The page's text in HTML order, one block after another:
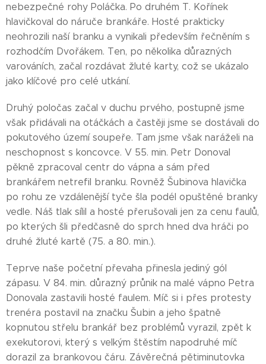
nebezpečné rohy Poláčka. Po druhém T. Kořínek
hlavičkoval do náruče brankáře. Hosté prakticky
neohrozili naší branku a vynikali především řečněním s
rozhodčím Dvořákem. Ten, po několika důrazných
varováních, začal rozdávat žluté karty, což se ukázalo
jako klíčové pro celé utkání.
Druhý poločas začal v duchu prvého, postupně jsme
však přidávali na otáčkách a častěji jsme se dostávali do
pokutového území soupeře. Tam jsme však naráželi na
neschopnost s koncovce. V 55. min. Petr Donoval
pěkně zpracoval centr do vápna a sám před
brankářem netrefil branku. Rovněž Šubinova hlavička
po rohu ze vzdálenější tyče šla podél opuštěné branky
vedle. Náš tlak sílil a hosté přerušovali jen za cenu faulů,
po kterých šli předčasně do sprch hned dva hráči po
druhé žluté kartě (75. a 80. min.).
Teprve naše početní převaha přinesla jediný gól
zápasu. V 84. min. důrazný průnik na malé vápno Petra
Donovala zastavili hosté faulem. Míč si i přes protesty
trenéra postavil na značku Šubin a jeho špatně
kopnutou střelu brankář bez problémů vyrazil, zpět k
exekutorovi, který s velkým štěstím napodruhé míč
dorazil za brankovou čáru. Závěrečná pětiminutovka